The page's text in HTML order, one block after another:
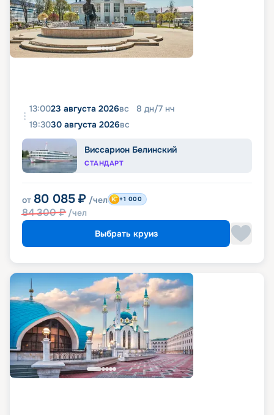
13:0023 августа 2026вс 8 дн/7 нч
19:3030 августа 2026вс
Виссарион Белинский
СТАНДАРТ
от 80 085 ₽ /чел
84 300₽ /чел
+1 000
Выбрать круиз